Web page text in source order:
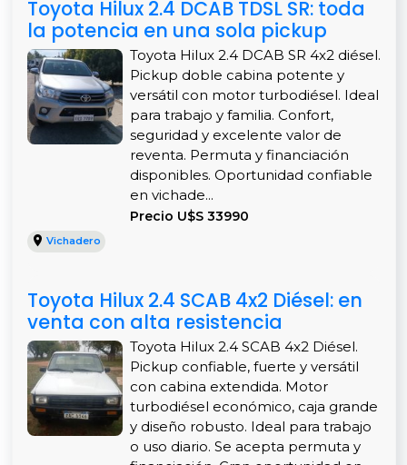
Toyota Hilux 2.4 DCAB TDSL SR: toda
la potencia en una sola pickup
Toyota Hilux 2.4 DCAB SR 4x2 diésel.
Pickup doble cabina potente y
versátil con motor turbodiésel. Ideal
para trabajo y familia. Confort,
seguridad y excelente valor de
reventa. Permuta y financiación
disponibles. Oportunidad confiable
en vichade...
Precio U$S 33990
Vichadero
Toyota Hilux 2.4 SCAB 4x2 Diésel: en
venta con alta resistencia
Toyota Hilux 2.4 SCAB 4x2 Diésel.
Pickup confiable, fuerte y versátil
con cabina extendida. Motor
turbodiésel económico, caja grande
y diseño robusto. Ideal para trabajo
o uso diario. Se acepta permuta y